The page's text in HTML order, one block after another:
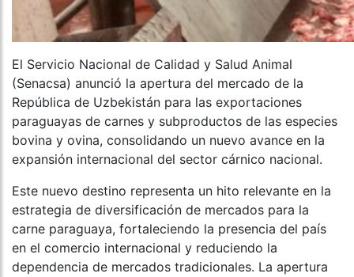
El Servicio Nacional de Calidad y Salud Animal
(Senacsa) anunció la apertura del mercado de la
República de Uzbekistán para las exportaciones
paraguayas de carnes y subproductos de las especies
bovina y ovina, consolidando un nuevo avance en la
expansión internacional del sector cárnico nacional.
Este nuevo destino representa un hito relevante en la
estrategia de diversificación de mercados para la
carne paraguaya, fortaleciendo la presencia del país
en el comercio internacional y reduciendo la
dependencia de mercados tradicionales. La apertura